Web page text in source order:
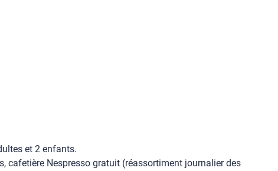
et 2 enfants.
cafetière Nespresso gratuit (réassortiment journalier des